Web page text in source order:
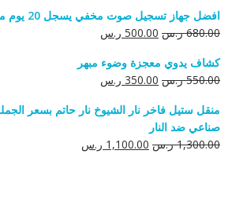
افضل جهاز تسجيل صوت مخفي يسجل 20 يوم متواصلة.
680.00 ر.س السعر
هو:
680.00 ر.س.
500.00 ر.سالسعر
هو:
500.00 ر.س.
كشاف يدوي معجزة وضوء مبهر
550.00 ر.س السعر
هو:
550.00 ر.س.
350.00 ر.سالسعر
هو:
منقل ستيل فاخر نار الشيوخ نار حاتم بسعر
صناعي ضد النار
1,300.00 ر.س السعر
1,100.00 ر.سالسعر